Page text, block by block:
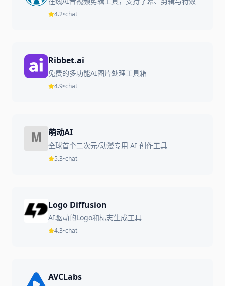
4.2•chat
Ribbet.ai
免费的多功能AI图片处理工具箱
4.9•chat
萌动AI
全球首个二次元/动漫专用 AI 创作工具
5.3•chat
Logo Diffusion
AI驱动的Logo和标志生成工具
4.3•chat
AVCLabs